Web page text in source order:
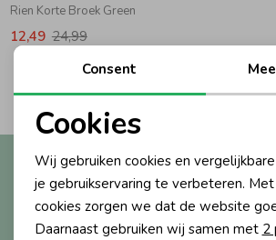
Vesten
Overhemden
Colberts & Gilets
Boxpakjes
Vesten
Overhemden
Jurken
Rokken & Skorts
Kledingaccessoires
Babyaccessoires
Verzorgingsproducten
Beenmode
Rien Korte Broek Green
12,49 24,99
Altijd als eerste op de hoogte?
Ontvang nieuwe collecties, exclusieve
10% korting* op je eerste bestelling.
Noodzakelijke cookies
Personalisatie cookies
Analytische cookies
Consent
Cookies
Wij gebruiken cookies en
je gebruikservaring te verbeteren.
cookies zorgen we dat de website
Daarnaast gebruiken wij samen met 2